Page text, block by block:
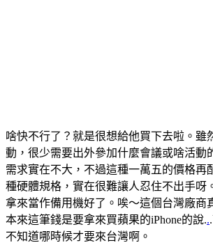
啥快不行了？就是很想給他買下去啦。雖
動，很少需要出外參加什麼會議或啥活動
需求實在不大，不過這種一萬五的價格再
種硬體規格，實在很難讓人忍住不出手呀
拿來當作備用機好了。唉～這個台灣廠商
本來這筆錢是要拿來買蘋果的iPhone的說..
不知道哪時候才要來台灣啊。